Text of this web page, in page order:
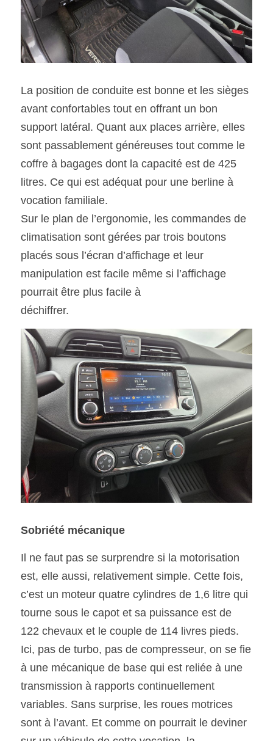
La position de conduite est bonne et les sièges
avant confortables tout en offrant un bon
support latéral. Quant aux places arrière, elles
sont passablement généreuses tout comme le
coffre à bagages dont la capacité est de 425
litres. Ce qui est adéquat pour une berline à
vocation familiale.
Sur le plan de l’ergonomie, les commandes de
climatisation sont gérées par trois boutons
placés sous l’écran d’affichage et leur
manipulation est facile même si l’affichage
pourrait être plus facile à
déchiffrer.
Sobriété mécanique
Il ne faut pas se surprendre si la motorisation
est, elle aussi, relativement simple. Cette fois,
c’est un moteur quatre cylindres de 1,6 litre qui
tourne sous le capot et sa puissance est de
122 chevaux et le couple de 114 livres pieds.
Ici, pas de turbo, pas de compresseur, on se fie
à une mécanique de base qui est reliée à une
transmission à rapports continuellement
variables. Sans surprise, les roues motrices
sont à l’avant. Et comme on pourrait le deviner